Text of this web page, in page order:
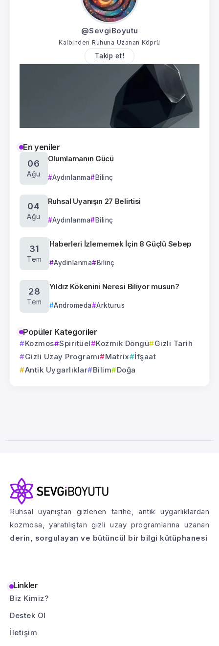
@SevgiBoyutu
Kalbinden Ruhuna Uzanan Köprü
Takip et!
En yeniler
06
Ağu
Olumlamanın Gücü
Aydınlanma Bilinç
04
Ağu
Ruhsal Uyanışın 27 Belirtisi
Aydınlanma Bilinç
31
Tem
Haberleri İzlememek İçin 8 Güçlü Sebep
Aydınlanma Bilinç
28
Tem
Yıldız Kökenini Neresi Biliyor musun?
Andromeda Arkturus
Popüler Kategoriler
Kozmos Spiritüel Kozmik Döngü
Gizli Tarih
Gizli Uzay Programı
Matrix
İfşaat
Antik Uygarlıklar
Bilim Doğa
Ruhsal uyanıştan gizlenen tarihe, antik uygarlıklardan
kozmosa, yaratılıştan gizli uzay programlarına uzanan
derin, sorgulayan ve bütüncül bir bilgi kütüphanesi
Linkler
Biz Kimiz?
Destek Ol
İletişim